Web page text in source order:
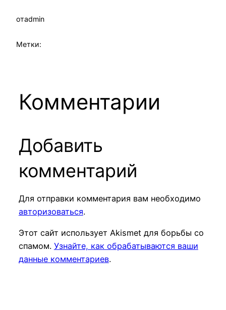
отadmin
Метки:
Комментарии
Добавить
комментарий
Для отправки комментария вам необходимо
авторизоваться.
Этот сайт использует Akismet для борьбы со
спамом. Узнайте, как обрабатываются ваши
данные комментариев.